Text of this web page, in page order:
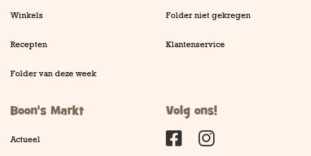
Winkels
Recepten
Folder van deze week
Folder niet gekregen
Klantenservice
Boon's Markt
Actueel
Volg ons!
Facebook